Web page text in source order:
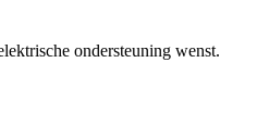
ondersteuning wenst.